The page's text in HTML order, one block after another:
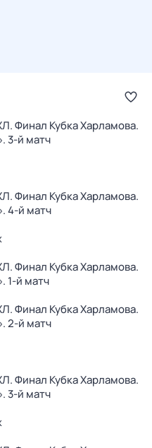
Финал Кубка Харламова.
3-й матч
Финал Кубка Харламова.
4-й матч
Финал Кубка Харламова.
1-й матч
Финал Кубка Харламова.
2-й матч
Финал Кубка Харламова.
3-й матч